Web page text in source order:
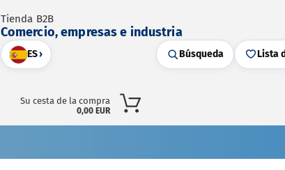
Tienda B2B
Comercio, empresas e industria
ES› Búsqueda Lista
Su cesta de la compra
0,00 EUR